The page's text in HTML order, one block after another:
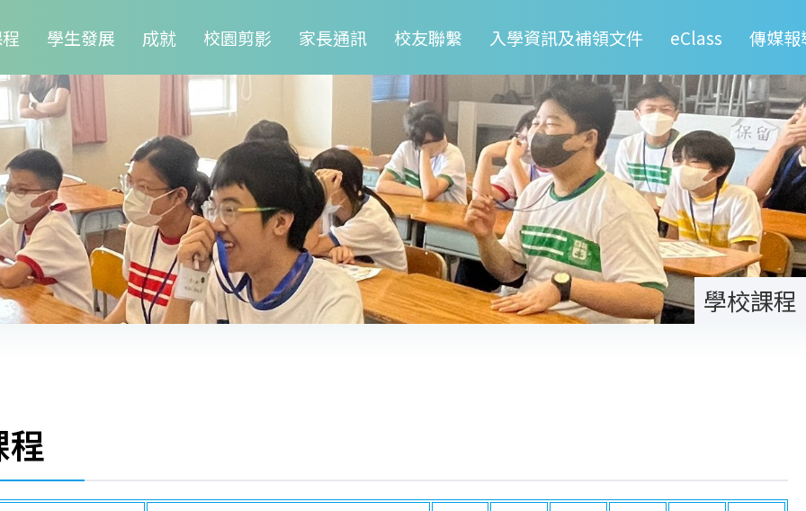
學生發展 成就 校園剪影 家長通訊 校友聯繫 入學資訊及補領文件 eClass 傳媒報
學校課程
程